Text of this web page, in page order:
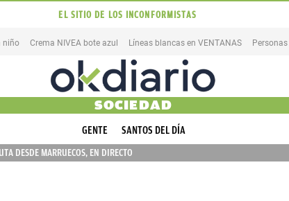
EL SITIO DE LOS INCONFORMISTAS
niño Crema NIVEA bote azul Líneas blancas en VENTANAS Personas
SOCIEDAD
GENTE
SANTOS DEL DÍA
DESDE MARRUECOS, EN DIRECTO